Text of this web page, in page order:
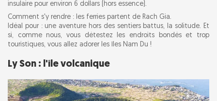
insulaire pour environ 6 dollars (hors essence).
Comment s'y rendre : les ferries partent de Rach Gia.
Idéal pour : une aventure hors des sentiers battus, la solitude. Et
si, comme nous, vous détestez les endroits bondés et trop
touristiques, vous allez adorer les îles Nam Du !
Ly Son : l'île volcanique